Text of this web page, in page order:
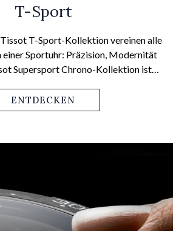
T-Sport
Tissot T-Sport-Kollektion vereinen alle
einer Sportuhr: Präzision, Modernität
Supersport Chrono-Kollektion ist
wie bei sportlichen Ereignissen
tragen möchte.
ENTDECKEN